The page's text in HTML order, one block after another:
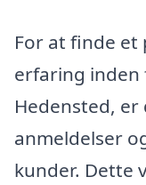
For at finde
erfaring
Hedensted,
anmeldelser
kunder. Dette